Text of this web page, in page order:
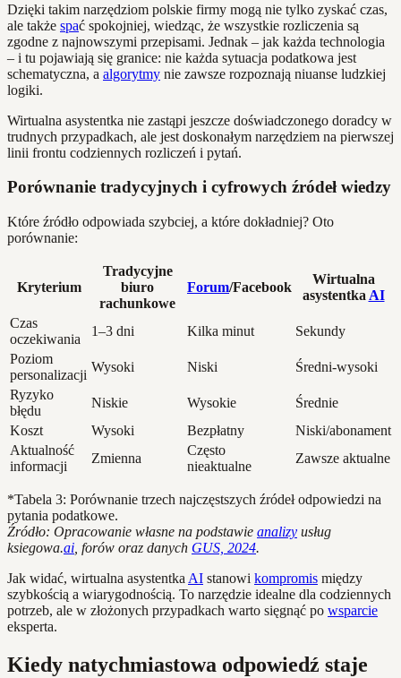
Dzięki takim narzędziom polskie firmy mogą nie tylko zyskać czas,
ale także spać spokojniej, wiedząc, że wszystkie rozliczenia są
zgodne z najnowszymi przepisami. Jednak – jak każda technologia
– i tu pojawiają się granice: nie każda sytuacja podatkowa jest
schematyczna, a algorytmy nie zawsze rozpoznają niuanse ludzkiej
logiki.
Wirtualna asystentka nie zastąpi jeszcze doświadczonego doradcy w
trudnych przypadkach, ale jest doskonałym narzędziem na pierwszej
linii frontu codziennych rozliczeń i pytań.
Porównanie tradycyjnych i cyfrowych źródeł wiedzy
Które źródło odpowiada szybciej, a które dokładniej? Oto
porównanie:
Kryterium
Tradycyjne
biuro
rachunkowe
Forum/Facebook
Wirtualna
asystentka AI
Czas
oczekiwania
1–3 dni Kilka minut
Sekundy
Poziom
personalizacji
Wysoki Niski
Średni-wysoki
Ryzyko
błędu
Niskie Wysokie
Średnie
Koszt
Wysoki Bezpłatny
Niski/abonament
Aktualność
informacji
Zmienna
Często
nieaktualne
Zawsze aktualne
*Tabela 3: Porównanie trzech najczęstszych źródeł odpowiedzi na
pytania podatkowe.
Źródło: Opracowanie własne na podstawie analizy usług
ksiegowa.ai , forów oraz danych GUS, 2024.
Jak widać, wirtualna asystentka AI stanowi kompromis między
szybkością a wiarygodnością. To narzędzie idealne dla codziennych
potrzeb, ale w złożonych przypadkach warto sięgnąć po wsparcie
eksperta.
Kiedy natychmiastowa odpowiedź staje